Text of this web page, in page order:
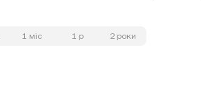
1 міс 1 р 2 роки